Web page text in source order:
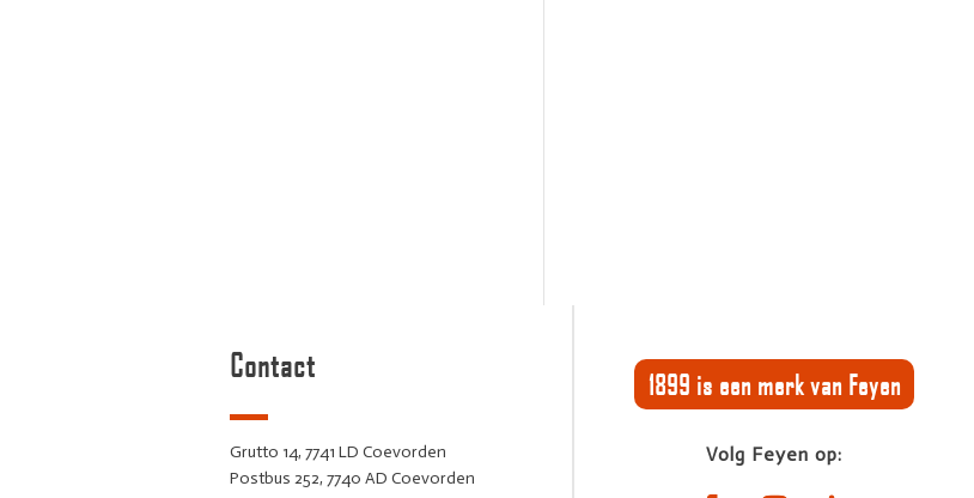
Contact
Grutto 14, 7741 LD Coevorden
Postbus 252, 7740 AD Coevorden
1899 is een merk van Feyen
Volg Feyen op: